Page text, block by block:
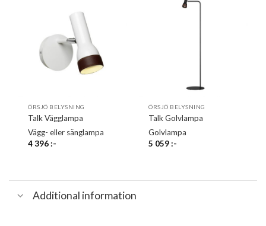
ÖRSJÖ BELYSNING
Talk Vägglampa
Vägg- eller sänglampa
4 396:-
ÖRSJÖ BELYSNING
Talk Golvlampa
Golvlampa
5 059:-
Additional information